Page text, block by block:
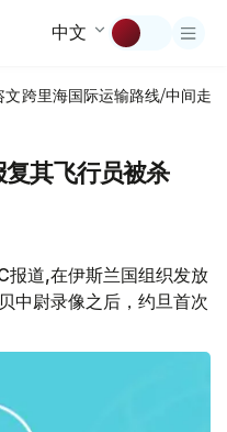
中文
文跨里海国际运输路线/中间走廊
其飞行员被杀
报道,在伊斯兰国组织发放
中尉录像之后，约旦首次